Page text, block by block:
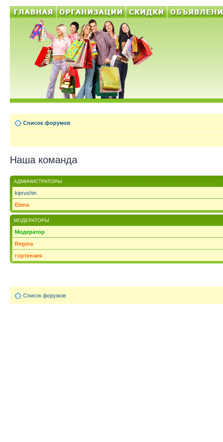
Список форумов
Наша команда
АДМИНИСТРАТОРЫ
kiprushin
Elena
МОДЕРАТОРЫ
Модератор
Regina
гортензия
Список форумов